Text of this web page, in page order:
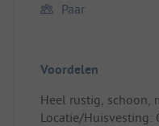
Paar
Voordelen
Heel rustig, schoon,
Locatie/Huisvesting: